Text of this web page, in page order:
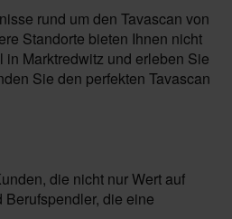
rund um den Tavascan von
Standorte bieten Ihnen nicht
Marktredwitz und erleben Sie
Sie den perfekten Tavascan
die nicht nur Wert auf
die eine